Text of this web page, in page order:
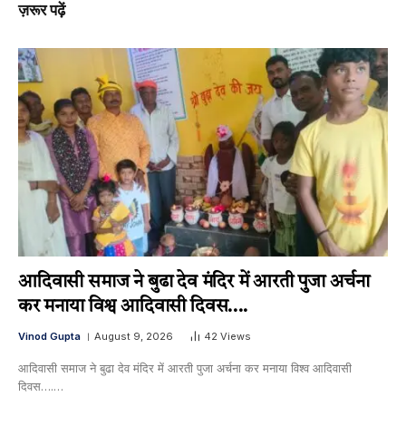
ज़रूर पढ़ें
आदिवासी समाज ने बुढा देव मंदिर में आरती पुजा अर्चना
कर मनाया विश्व आदिवासी दिवस….
Vinod Gupta August 9, 2026 42 Views
आदिवासी समाज ने बुढा देव मंदिर में आरती पुजा अर्चना कर मनाया विश्व आदिवासी
दिवस….…